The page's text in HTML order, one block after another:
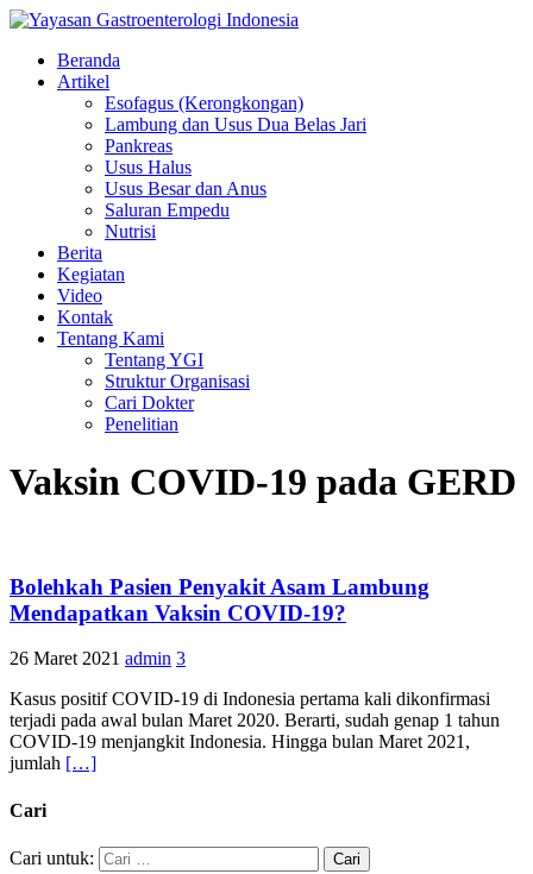
Beranda
Artikel
Esofagus (Kerongkongan)
Lambung dan Usus Dua Belas Jari
Pankreas
Usus Halus
Usus Besar dan Anus
Saluran Empedu
Nutrisi
Berita
Kegiatan
Video
Kontak
Tentang Kami
Tentang YGI
Struktur Organisasi
Cari Dokter
Penelitian
Vaksin COVID-19 pada GERD
Bolehkah Pasien Penyakit Asam Lambung
Mendapatkan Vaksin COVID-19?
26 Maret 2021 admin 3
Kasus positif COVID-19 di Indonesia pertama kali dikonfirmasi
terjadi pada awal bulan Maret 2020. Berarti, sudah genap 1 tahun
COVID-19 menjangkit Indonesia. Hingga bulan Maret 2021,
jumlah […]
Cari
Cari untuk: